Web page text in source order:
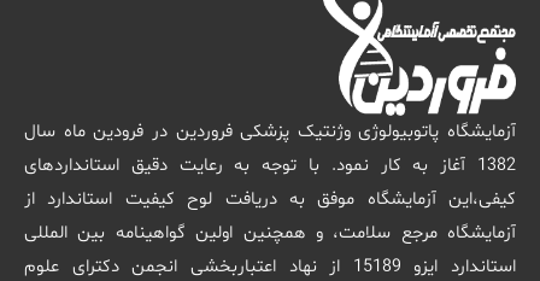
آزمایشگاه پاتوبیولوژی وژنتیک پزشکی فروردین در فرودین ماه سال
1382 آغاز به کار نمود. با توجه به رعایت دقیق استانداردهای
کیفی،این آزمایشگاه موفق به دریافت لوح کیفیت استاندارد از
آزمایشگاه مرجع سلامت، و همچنین اولین گواهینامه بین المللی
استاندارد ایزو 15189 از نهاد اعتباربخشی انجمن دکترای علوم